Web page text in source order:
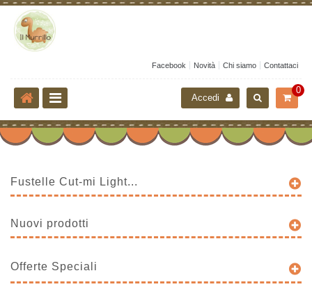
Facebook Novità Chi siamo Contattaci
0
Accedi
Fustelle Cut-mi Light...
Nuovi prodotti
Offerte Speciali